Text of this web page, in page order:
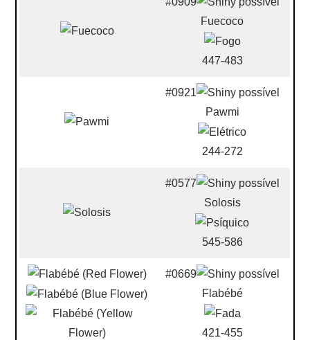
Fuecoco
447-483
#0921
Pawmi
244-272
#0577
Solosis
545-586
#0669
Flabébé
421-455